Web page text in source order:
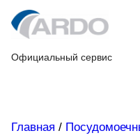
Skip
to
content
Официальный сервис
Главная /